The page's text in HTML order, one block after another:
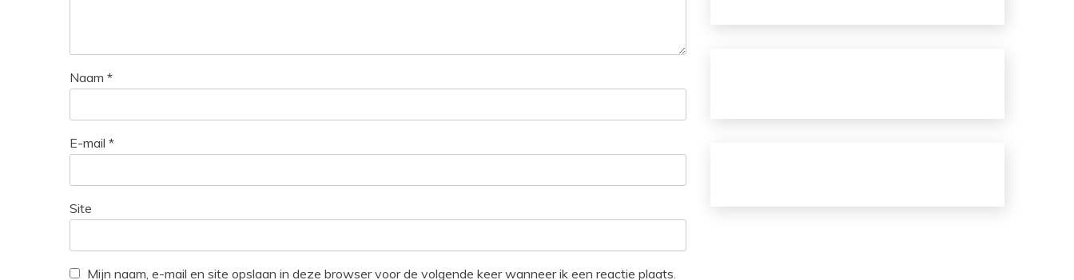
Naam *
E-mail *
Site
Mijn naam, e-mail en site opslaan in deze browser voor de volgende keer wanneer ik een reactie plaats.